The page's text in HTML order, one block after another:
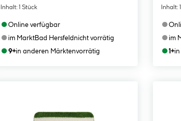
Inhalt: 1 Stück
●Online verfügbar
●im MarktBad Hersfeldnicht vorrätig
●9+in anderen Märktenvorrätig
Inhalt:
●
●im
●1+in